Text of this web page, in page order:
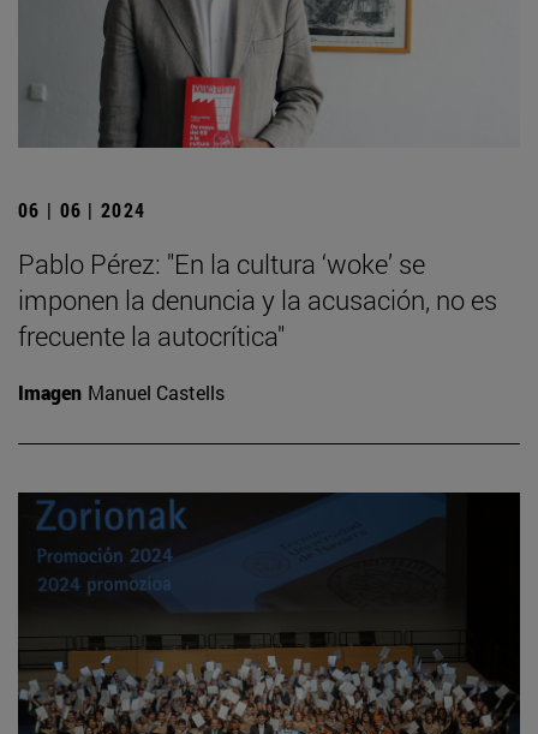
06 | 06 | 2024
Pablo Pérez: "En la cultura ‘woke’ se
imponen la denuncia y la acusación, no es
frecuente la autocrítica"
Imagen Manuel Castells